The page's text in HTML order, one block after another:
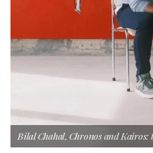
Bilal Chahal, Chronos and